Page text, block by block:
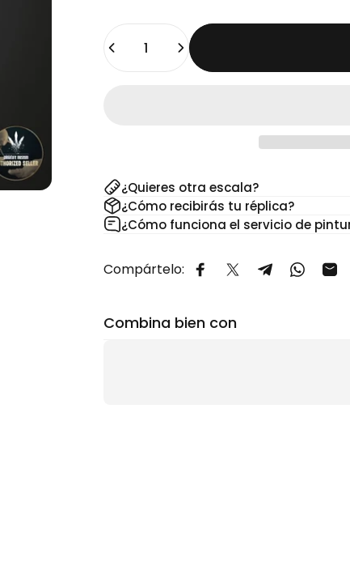
¿Quieres otra escala?
¿Cómo recibirás tu réplica?
¿Cómo funciona el servicio de
Compártelo: Compartir en Facebook
Compartir en X
Compartir en
Combina bien con